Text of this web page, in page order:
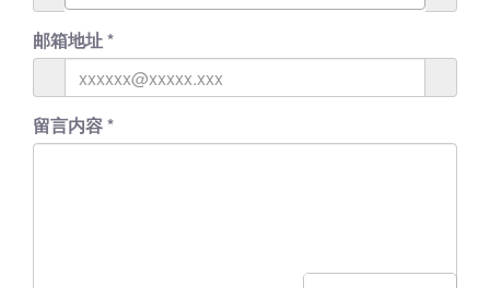
邮箱地址*
留言内容*